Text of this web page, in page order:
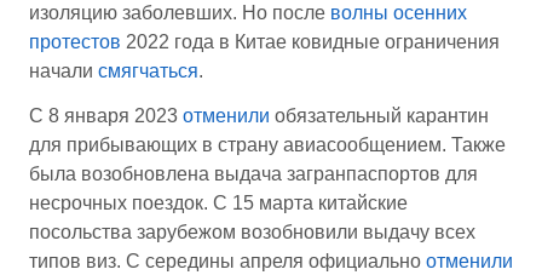
изоляцию заболевших. Но после волны осенних
протестов 2022 года в Китае ковидные ограничения
начали смягчаться.
С 8 января 2023 отменили обязательный карантин
для прибывающих в страну авиасообщением. Также
была возобновлена выдача загранпаспортов для
несрочных поездок. С 15 марта китайские
посольства зарубежом возобновили выдачу всех
типов виз. С середины апреля официально отменили